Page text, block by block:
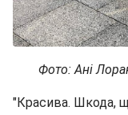
Фото: Ані
"Красива. Шкода,